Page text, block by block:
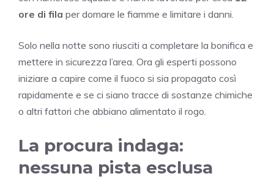
ore di fila per domare le fiamme e limitare i danni.
Solo nella notte sono riusciti a completare la bonifica e
mettere in sicurezza l’area. Ora gli esperti possono
iniziare a capire come il fuoco si sia propagato così
rapidamente e se ci siano tracce di sostanze chimiche
o altri fattori che abbiano alimentato il rogo.
La procura indaga:
nessuna pista esclusa